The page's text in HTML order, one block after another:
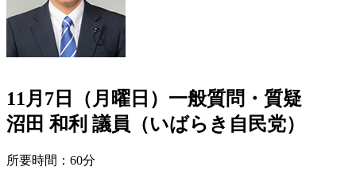
11月7日（月曜日）一般質問・質疑
沼田 和利 議員（いばらき自民党）
所要時間：60分